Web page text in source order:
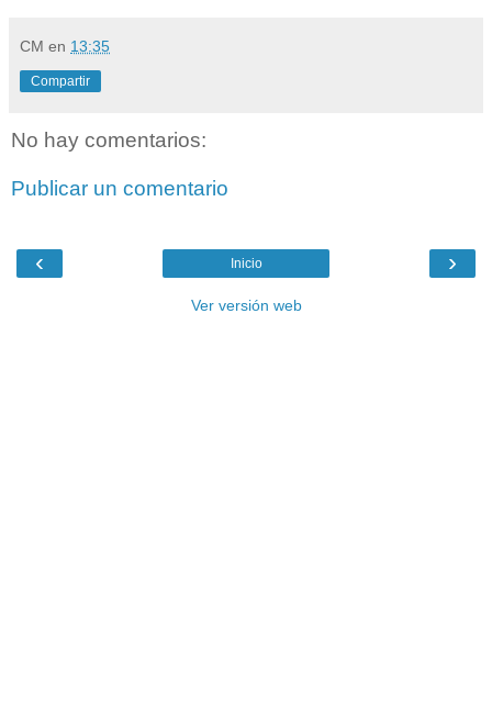
CM en 13:35
Compartir
No hay comentarios:
Publicar un comentario
‹ ›
Inicio
Ver versión web